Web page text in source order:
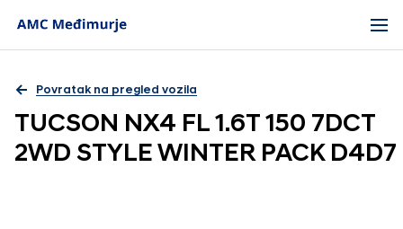
Povratak na pregled vozila
TUCSON NX4 FL 1.6T 150 7DCT
2WD STYLE WINTER PACK D4D7